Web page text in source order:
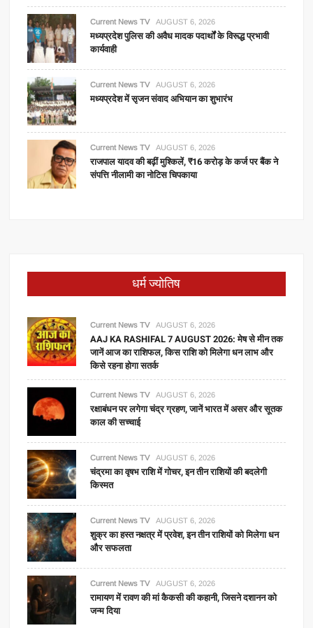
Current News TV AUGUST 6, 2026
मध्यप्रदेश पुलिस की अवैध मादक पदार्थों के विरूद्ध प्रभावी
कार्यवाही
Current News TV AUGUST 6, 2026
मध्यप्रदेश में सृजन संवाद अभियान का शुभारंभ
Current News TV AUGUST 6, 2026
राजपाल यादव की बढ़ीं मुश्किलें, ₹16 करोड़ के कर्ज पर बैंक ने
संपत्ति नीलामी का नोटिस चिपकाया
धर्म ज्योतिष
Current News TV AUGUST 6, 2026
AAJ KA RASHIFAL 7 AUGUST 2026: मेष से मीन तक
जानें आज का राशिफल, किस राशि को मिलेगा धन लाभ और
किसे रहना होगा सतर्क
Current News TV AUGUST 6, 2026
रक्षाबंधन पर लगेगा चंद्र ग्रहण, जानें भारत में असर और सूतक
काल की सच्चाई
Current News TV AUGUST 6, 2026
चंद्रमा का वृषभ राशि में गोचर, इन तीन राशियों की बदलेगी
किस्मत
Current News TV AUGUST 6, 2026
शुक्र का हस्त नक्षत्र में प्रवेश, इन तीन राशियों को मिलेगा धन
और सफलता
Current News TV AUGUST 6, 2026
रामायण में रावण की मां कैकसी की कहानी, जिसने दशानन को
जन्म दिया